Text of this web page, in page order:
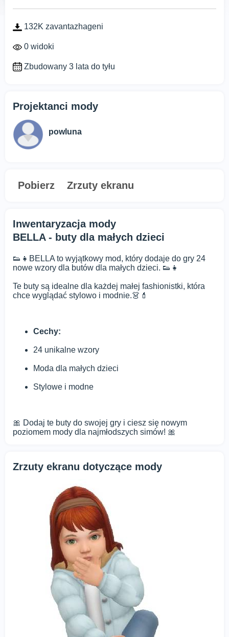
132K zavantazhageni
0 widoki
Zbudowany 3 lata do tyłu
Projektanci mody
powluna
Pobierz Zrzuty ekranu
Inwentaryzacja mody
BELLA - buty dla małych dzieci
👟👧BELLA to wyjątkowy mod, który dodaje do gry 24
nowe wzory dla butów dla małych dzieci. 👟👧
Te buty są idealne dla każdej małej fashionistki, która
chce wyglądać stylowo i modnie.👗💄
Cechy:
24 unikalne wzory
Moda dla małych dzieci
Stylowe i modne
🎀 Dodaj te buty do swojej gry i ciesz się nowym
poziomem mody dla najmłodszych simów! 🎀
Zrzuty ekranu dotyczące mody